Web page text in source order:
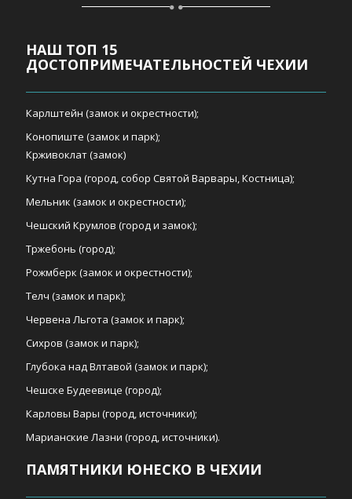
НАШ ТОП 15
ДОСТОПРИМЕЧАТЕЛЬНОСТЕЙ ЧЕХИИ
Карлштейн (замок и окрестности);
Конопиште (замок и парк);
Крживоклат (замок)
Кутна Гора (город, собор Святой Варвары, Костница);
Мельник (замок и окрестности);
Чешский Крумлов (город и замок);
Тржебонь (город);
Рожмберк (замок и окрестности);
Телч (замок и парк);
Червена Льгота (замок и парк);
Сихров (замок и парк);
Глубока над Влтавой (замок и парк);
Чешске Будеевице (город);
Карловы Вары (город, источники);
Марианские Лазни (город, источники).
ПАМЯТНИКИ ЮНЕСКО В ЧЕХИИ